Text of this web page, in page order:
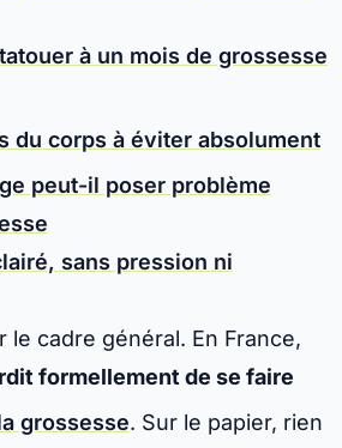
à un mois de grossesse
du corps à éviter absolument
peut-il poser problème
sans pression ni
le cadre général. En France,
formellement de se faire
grossesse. Sur le papier, rien